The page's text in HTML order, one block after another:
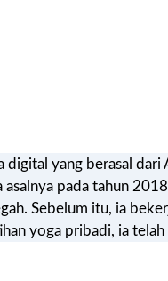
digital yang berasal
asalnya pada tahun
Sebelum itu, ia
yoga pribadi, ia